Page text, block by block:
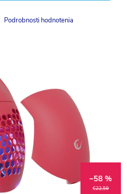
Podrobnosti hodnotenia
€22,59
–58 %